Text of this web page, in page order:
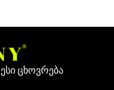
ცხოვრება